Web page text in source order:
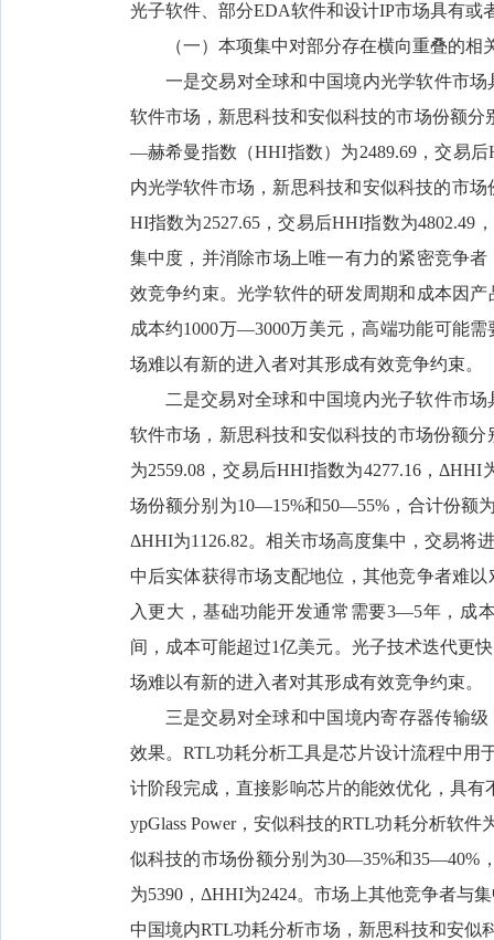
光子软件、部分EDA软件和设计IP市场具有或
（一）本项集中对部分存在横向重叠的
一是交易对全球和中国境内光学软件市
软件市场，新思科技和安似科技的市场份额
—赫希曼指数（HHI指数）为2489.69，交易
内光学软件市场，新思科技和安似科技的市
HI指数为2527.65，交易后HHI指数为4802.49
集中度，并消除市场上唯一有力的紧密竞争
效竞争约束。光学软件的研发周期和成本因
成本约1000万—3000万美元，高端功能可能
场难以有新的进入者对其形成有效竞争约束。
二是交易对全球和中国境内光子软件市
软件市场，新思科技和安似科技的市场份额
为2559.08，交易后HHI指数为4277.16，
场份额分别为10—15%和50—55%，合计份额
ΔHHI为1126.82。相关市场高度集中，交易将
中后实体获得市场支配地位，其他竞争者难
入更大，基础功能开发通常需要3—5年，成
间，成本可能超过1亿美元。光子技术迭代更
场难以有新的进入者对其形成有效竞争约束。
三是交易对全球和中国境内寄存器传输
效果。RTL功耗分析工具是芯片设计流程中用
计阶段完成，直接影响芯片的能效优化，具有
ypGlass Power，安似科技的RTL功耗分析软
似科技的市场份额分别为30—35%和35—40%
为5390，ΔHHI为2424。市场上其他竞争者与
中国境内RTL功耗分析市场，新思科技和安